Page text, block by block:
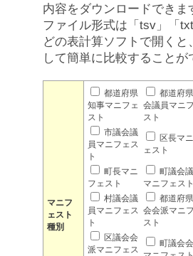
内容をダウンロードできま
ファイル形式は「tsv」「
どの表計算ソフトで開くと
して簡単に比較することが
マニフ
ェスト
種別
都道府県
知事マニフェ
スト
都道府
会議員マニ
スト
市議会議
員マニフェス
ト
区長マ
ェスト
町長マニ
フェスト
町議会
マニフェスト
村議会議
員マニフェス
ト
都道府
会会派マニ
スト
区議会会
派マニフェス
町議会